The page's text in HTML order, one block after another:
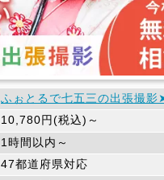
ふぉとるで七五三の出張撮
10,780円(税込)～
1時間以内～
47都道府県対応